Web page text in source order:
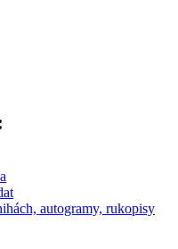
autogramy, rukopisy